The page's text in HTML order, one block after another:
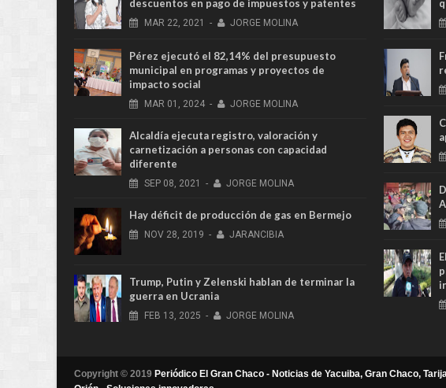
descuentos en pago de impuestos y patentes
MAR 22, 2021 - JORGE MOLINA
Pérez ejecutó el 82,14% del presupuesto
municipal en programas y proyectos de
impacto social
MAR 01, 2024 - JORGE MOLINA
Alcaldía ejecuta registro, valoración y
carnetización a personas con capacidad
diferente
SEP 08, 2021 - JORGE MOLINA
Hay déficit de producción de gas en Bermejo
NOV 28, 2019 - JARANCIBIA
Trump, Putin y Zelenski hablan de terminar la
guerra en Ucrania
FEB 13, 2025 - JORGE MOLINA
Copyright © 2019 Periódico El Gran Chaco - Noticias de Yacuiba, Gran Chaco,